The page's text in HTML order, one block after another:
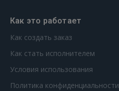
Как это работает
Как создать заказ
Как стать исполнителем
Условия использования
Политика конфиденциальности